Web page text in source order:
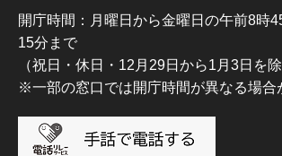
開庁時間：月曜日から金曜日の午前8時
15分まで
（祝日・休日・12月29日から1月3日を除
※一部の窓口では開庁時間が異なる場合